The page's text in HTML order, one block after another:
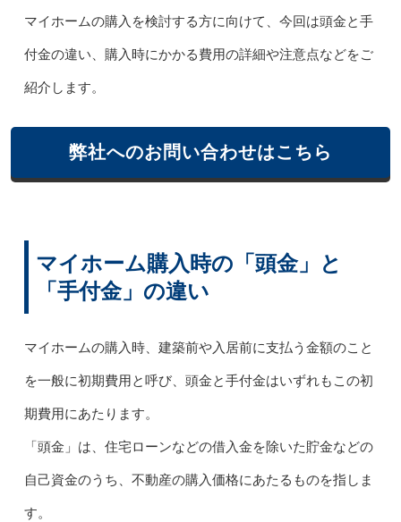
マイホームの購入を検討する方に向けて、今回は頭金と手
付金の違い、購入時にかかる費用の詳細や注意点などをご
紹介します。
弊社へのお問い合わせはこちら
マイホーム購入時の「頭金」と
「手付金」の違い
マイホームの購入時、建築前や入居前に支払う金額のこと
を一般に初期費用と呼び、頭金と手付金はいずれもこの初
期費用にあたります。
「頭金」は、住宅ローンなどの借入金を除いた貯金などの
自己資金のうち、不動産の購入価格にあたるものを指しま
す。